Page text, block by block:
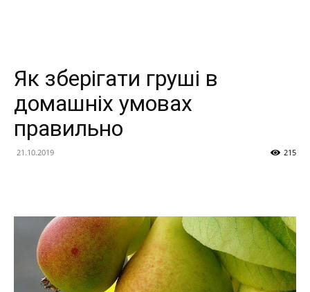
Як зберігати груші в
домашніх умовах
правильно
21.10.2019 215